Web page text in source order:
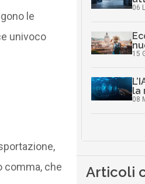
le
univoco
comma, che
06
15
la
08
Articoli